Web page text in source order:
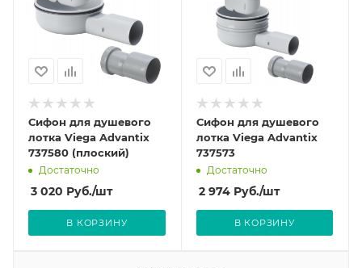
Сифон для душевого
лотка Viega Advantix
737580 (плоский)
Достаточно
3 020 Руб./шт
В КОРЗИНУ
Сифон для душевого
лотка Viega Advantix
737573
Достаточно
2 974Руб./шт
В КОРЗИНУ